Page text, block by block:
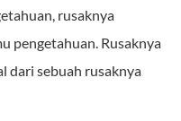
rusaknya
pengetahuan. Rusaknya
dari sebuah rusaknya